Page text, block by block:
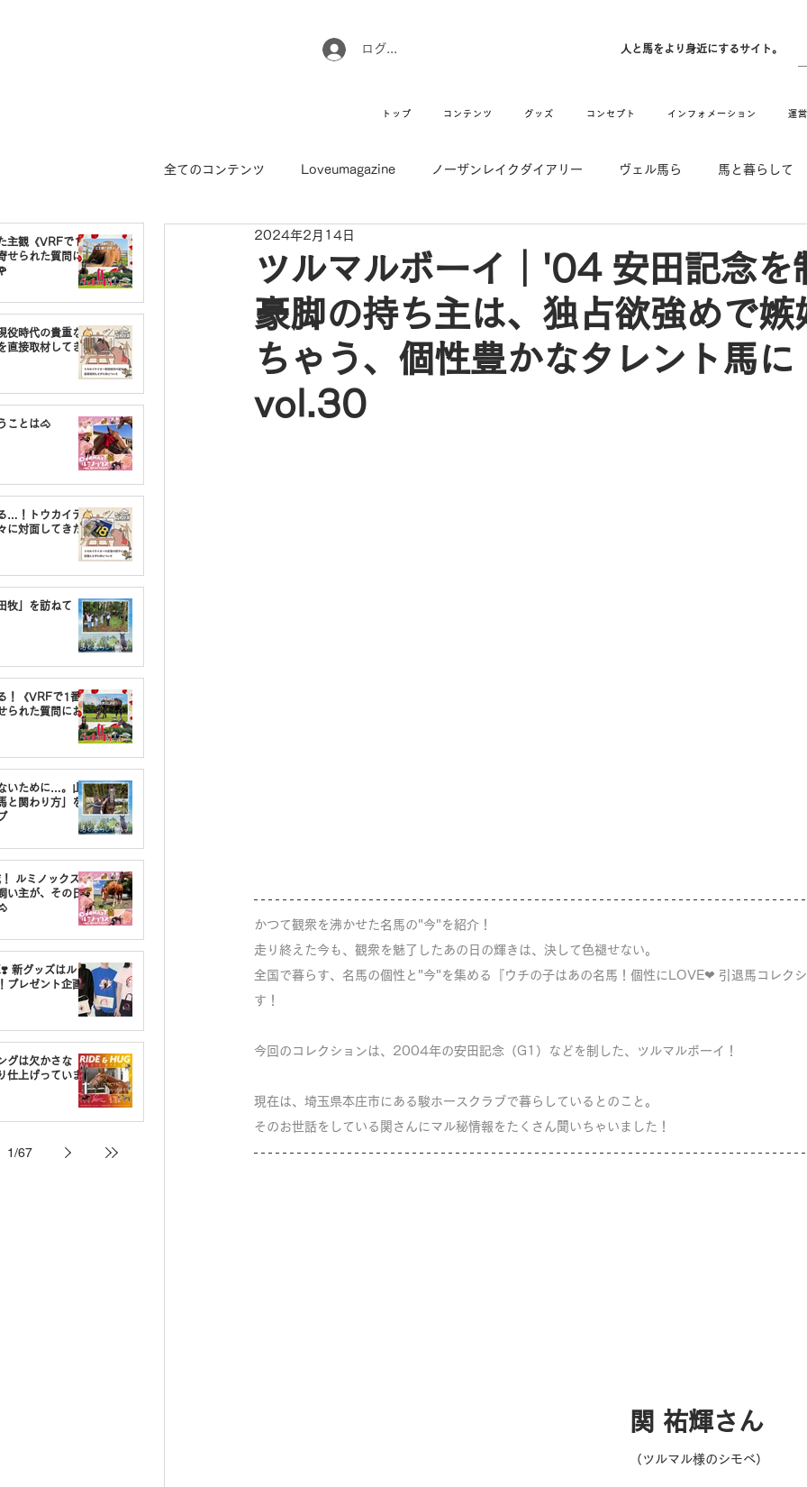
ログイン 人と馬をより身近にするサイト。
トップ コンテンツ グッズ コンセプト インフォメーション 運
主観《VRFで1番
せられた質問に
役時代の貴重な
直接取材してき
ことは🐴
…！トウカイテ
に対面してきた
牧」を訪ねて
！《VRFで1番〇
られた質問にお
いために…。山
と関わり方」を
ルミノックスの
い主が、その日
新グッズはルミ
プレゼント企画
グは欠かさな
仕上げっていま
1/67
全てのコンテンツ Loveumagazine ノーザンレイクダイアリー ヴェル馬ら 馬と暮らして
ウマのお坊さん徒然日記
引退馬コレクション インフォメーション New Long Hit
ツルマルボーイ｜'04 安田記念を
豪脚の持ち主は、独占欲強めで嫉
ちゃう、個性豊かなタレント馬に
vol.30
2024年2月14日
かつて観衆を沸かせた名馬の"今"を紹介！
走り終えた今も、観衆を魅了したあの日の輝きは、決して色褪せない。
全国で暮らす、名馬の個性と"今"を集める『ウチの子はあの名馬！個性にLOVE❤︎ 引退馬コレク
す！
今回のコレクションは、2004年の安田記念（G1）などを制した、ツルマルボーイ！
現在は、埼玉県本庄市にある駿ホースクラブで暮らしているとのこと。
そのお世話をしている関さんにマル秘情報をたくさん聞いちゃいました！
関 祐輝さん
（ ツルマル様のシモベ）